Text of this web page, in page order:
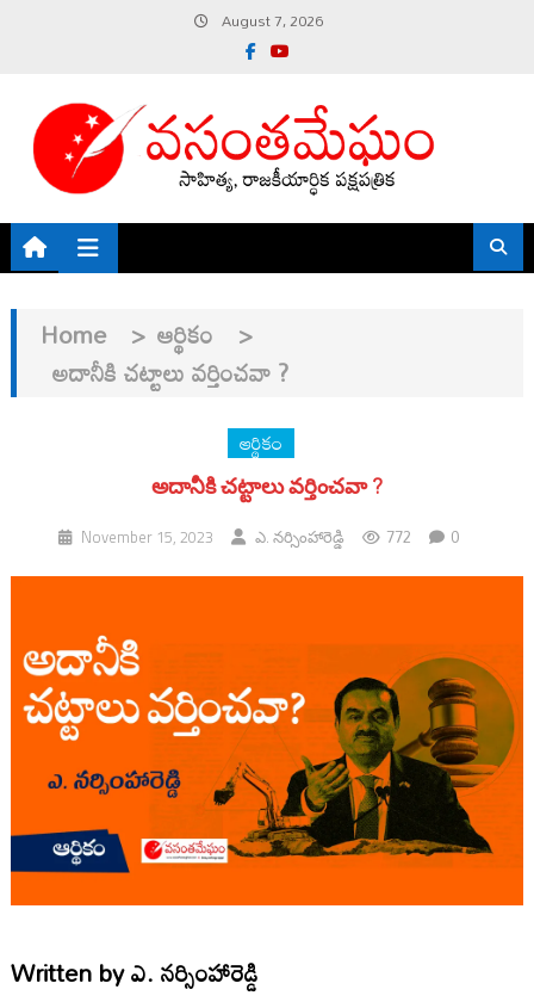
content
August 7, 2026
Home > ఆర్థికం >
అదానీకి చట్టాలు వర్తించవా ?
ఆర్థికం
అదానీకి చట్టాలు వర్తించవా ?
November 15, 2023 ఎ. నర్సింహారెడ్డి 772 0
Written byఎ. నర్సింహారెడ్డి